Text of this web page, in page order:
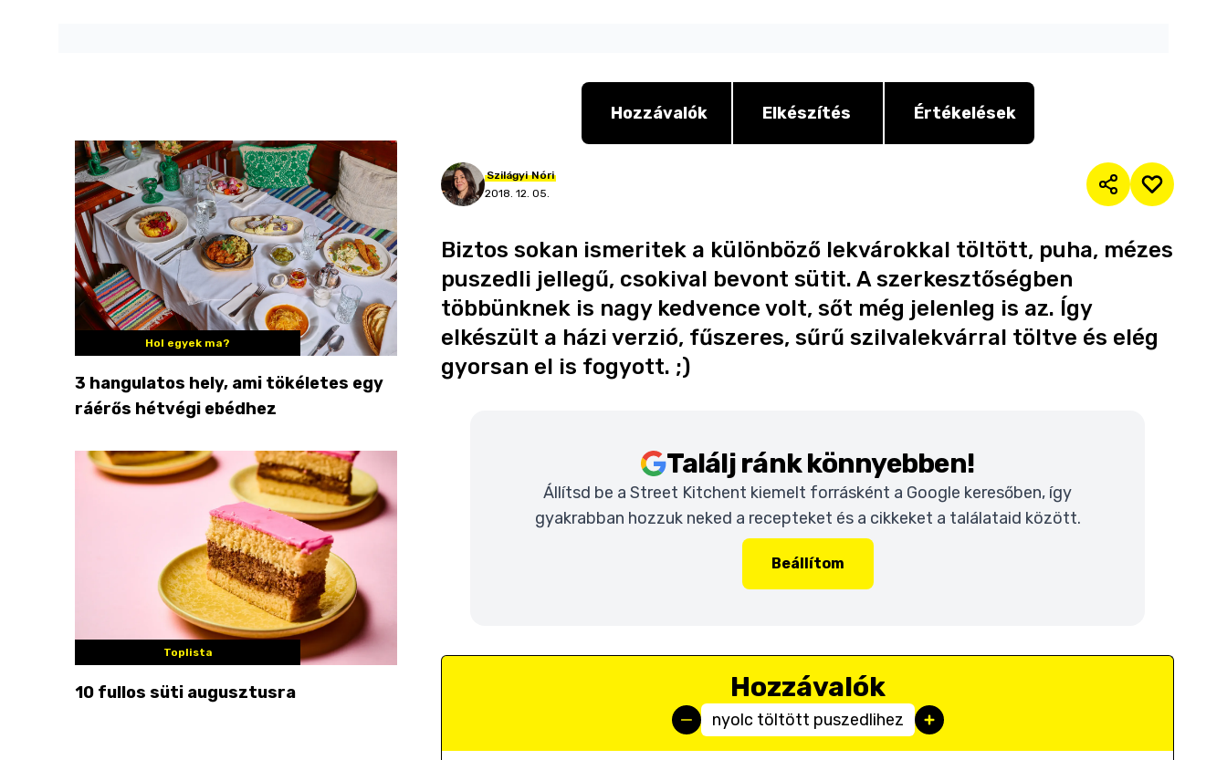
Hol egyek ma?
3 hangulatos hely, ami tökéletes egy
ráérős hétvégi ebédhez
Toplista
10 fullos süti augusztusra
Hozzávalók Elkészítés Értékelések
Szilágyi Nóri
2018. 12. 05.
Biztos sokan ismeritek a különböző lekvárokkal töltött, puha, mézes
puszedli jellegű, csokival bevont sütit. A szerkesztőségben
többünknek is nagy kedvence volt, sőt még jelenleg is az. Így
elkészült a házi verzió, fűszeres, sűrű szilvalekvárral töltve és elég
gyorsan el is fogyott. ;)
Találj ránk könnyebben!
Állítsd be a Street Kitchent kiemelt forrásként a Google keresőben, így
gyakrabban hozzuk neked a recepteket és a cikkeket a találataid között.
Beállítom
Hozzávalók
nyolc töltött puszedlihez